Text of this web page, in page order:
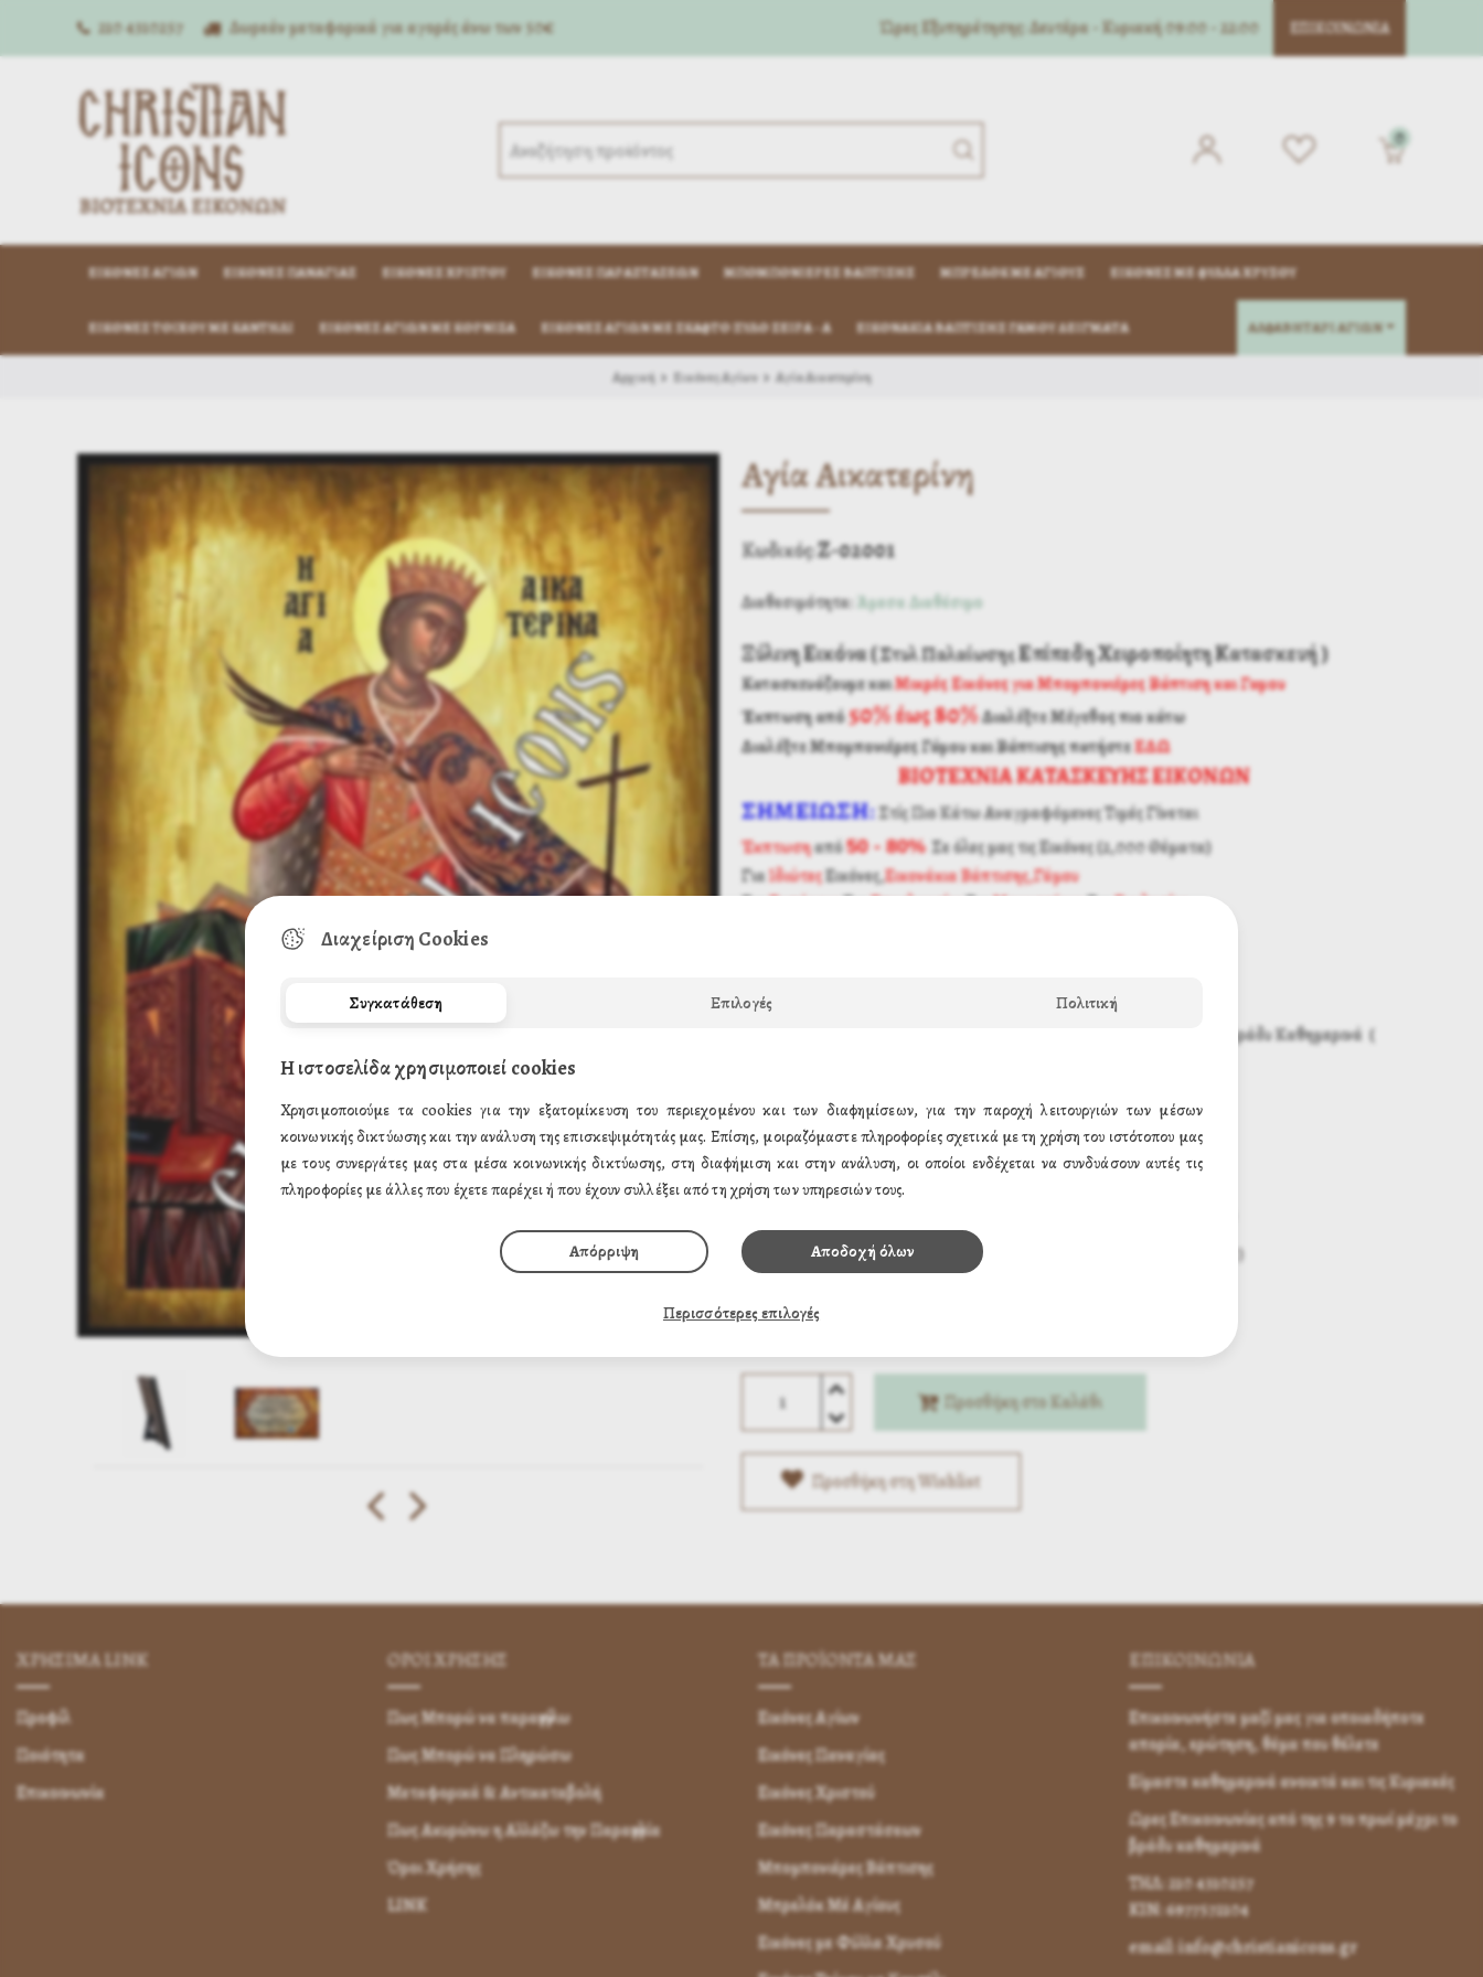
210 4310257 Δωρεάν μεταφορικά για αγορές άνω των 50€ Ώρες Eξυπηρέτησης: Δευτέρα - Κυριακή 09:00 - 22:00 ΕΠΙΚΟΙΝΩΝΊΑ
0
ΕΙΚΌΝΕΣ ΑΓΊΩΝ ΕΙΚΌΝΕΣ ΠΑΝΑΓΊΑΣ ΕΙΚΌΝΕΣ ΧΡΙΣΤΟΎ ΕΙΚΌΝΕΣ ΠΑΡΑΣΤΆΣΕΩΝ ΜΠΟΜΠΟΝΙΈΡΕΣ ΒΆΠΤΙΣΗΣ ΜΠΡΕΛΌΚ ΜΈ ΑΓΊΟΥΣ ΕΙΚΌΝΕΣ ΜΕ ΦΎΛΛΑ ΧΡΥΣΟΎ
ΕΙΚΌΝΕΣ ΤΟΊΧΟΥ ΜΕ ΚΑΝΤΉΛΙ ΕΙΚΌΝΕΣ ΑΓΊΩΝ ΜΕ ΚΟΡΝΊΖΑ ΕΙΚΟΝΕΣ ΑΓΙΩΝ ΜΕ ΣΚΑΦΤΟ ΞΥΛΟ ΣΕΙΡΑ - Α ΕΙΚΟΝΆΚΙΑ ΒΆΠΤΙΣΗΣ ΓΆΜΟΥ ΔΕΊΓΜΑΤΑ ΑΛΦΑΒΗΤΑΡΙ ΑΓΙΩΝ
Αρχική Εικόνες Αγίων Αγία Αικατερίνη
Αγία Αικατερίνη
Κωδικός:Ζ-02001
Διαθεσιμότητα: Άμεσα Διαθέσιμο
Ξύλινη Εικόνα (Στυλ ΠαλαίωσηςΕπίπεδη Χειροποίητη Κατασκευή )
Κατασκευάζουμε καιΜικρές Εικόνες για Μπομπονιέρες Βάπτιση και Γαμου
Έκπτωση από50% έως 80%Διαλέξτε Μέγεθος πιο κάτω
Διαλέξτε Μπομπονιέρες Γάμου και ΒάπτισηςπατήστεΕΔΩ
ΒΙΟΤΕΧΝΙΑ ΚΑΤΑΣΚΕΥΗΣ ΕΙΚΟΝΩΝ
ΣΗΜΕΙΩΣΗ: Στίς Πιο Κάτω Αναγραφόμενες Τιμές Γίνεται
Έκπτωσηαπό50 - 80%Σε όλες μας τις Εικόνες (2,000 Θέματα)
ΓιαΙδιώτεςΕικόνες,Εικονάκια Βάπτισης,Γάμου
ΓιαΕμπόρουςΓιαΕπαγγελματίεςΓιαΜοναστήριαΓιαΕκκλησίες
το βράδυΚαθημερινά (
Επιλέξτε Μέγεθος
5 x 4 εκ. (1.50€)
6 x 9 εκ. (3.00€)
20 x 26 εκ. (14.88€)
30 x 40 εκ. (26.91€)
1.50€
Προσθήκη στο Καλάθι
Προσθήκη στη Wishlist
ΧΡΗΣΙΜA LINK
Προφίλ
Ποιότητα
Επικοινωνία
ΌΡΟΙ ΧΡΉΣΗΣ
Πως Μπορώ να παραγγείλω
Πως Μπορώ να Πληρώσω
Μεταφορικά & Αντικαταβολή
Πως Ακυρώνω η Αλλάζω την Παραγγελία
Όροι Χρήσης
LINK
ΤΑ ΠΡΟΪΟΝΤΑ ΜΑΣ
Εικόνες Αγίων
Εικόνες Παναγίας
Εικόνες Χριστού
Εικόνες Παραστάσεων
Μπομπονιέρες Βάπτισης
Μπρελόκ Μέ Αγίους
Εικόνες με Φύλλα Χρυσού
ΕΠΙΚΟΙΝΩΝΊΑ
Επικοινωνήστε μαζί μας για οποιαδήποτε
απορία, ερώτηση, θέμα που θέλετε
Είμαστε καθημερινά ανοικτά και τις Κυριακές
Ωρες Επικοινωνίας από της 9 το πρωί μέχρι το
βράδυ καθημερινά
ΤΗΛ: 210 4310257
KIN: 6977572104
email: info@christianicons.gr
Διαχείριση Cookies
Συγκατάθεση Επιλογές Πολιτική
Η ιστοσελίδα χρησιμοποιεί cookies
Χρησιμοποιούμε τα cookies για την εξατομίκευση του περιεχομένου και των διαφημίσεων, για την παροχή λειτουργιών των μέσων
κοινωνικής δικτύωσης και την ανάλυση της επισκεψιμότητάς μας. Επίσης, μοιραζόμαστε πληροφορίες σχετικά με τη χρήση του ιστότοπου μας
με τους συνεργάτες μας στα μέσα κοινωνικής δικτύωσης, στη διαφήμιση και στην ανάλυση, οι οποίοι ενδέχεται να συνδυάσουν αυτές τις
πληροφορίες με άλλες που έχετε παρέχει ή που έχουν συλλέξει από τη χρήση των υπηρεσιών τους.
Απόρριψη Αποδοχή όλων
Περισσότερες επιλογές